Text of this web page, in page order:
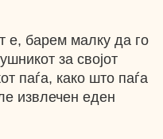
е, барем малку да го
за својот
паѓа, како што паѓа
извлечен еден